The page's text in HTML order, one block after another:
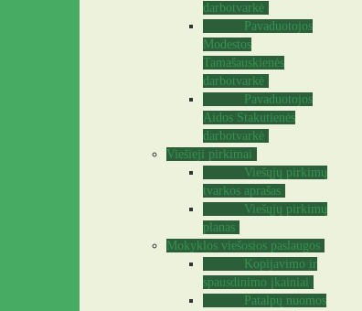
darbotvarkė
Pavaduotojos
Modestos
Tamašauskienės
darbotvarkė
Pavaduotojos
Aidos Stakutienės
darbotvarkė
Viešieji pirkimai
Viešųjų pirkimų
tvarkos aprašas
Viešųjų pirkimų
planas
Mokyklos viešosios paslaugos
Kopijavimo ir
spausdinimo įkainiai
Patalpų nuomos